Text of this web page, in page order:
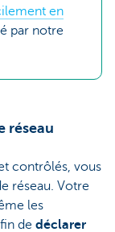
en
par notre
réseau
contrôlés, vous
réseau. Votre
les
de déclarer